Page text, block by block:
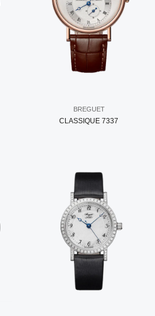
BREGUET
CLASSIQUE 7337